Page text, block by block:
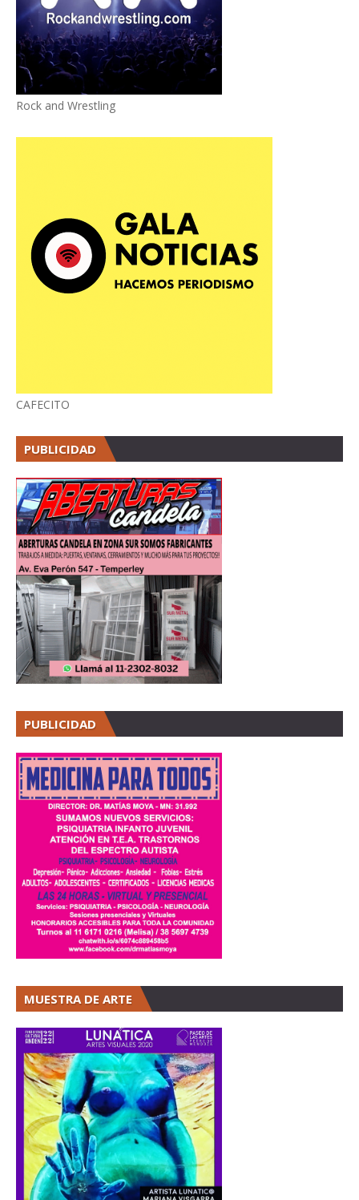
Rock and Wrestling
CAFECITO
PUBLICIDAD
PUBLICIDAD
MUESTRA DE ARTE